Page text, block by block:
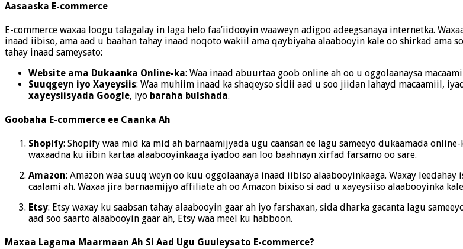
Aasaaska E-commerce
E-commerce waxaa loogu talagalay in laga helo faa’iidooyin waaweyn adigoo adeegsanaya internetka.
inaad iibiso, ama aad u baahan tahay inaad noqoto wakiil ama qaybiyaha alaabooyin kale oo shirkad ama
tahay inaad sameysato:
Website ama Dukaanka Online-ka: Waa inaad abuurtaa goob online ah oo u oggolaanaysa
Suuqgeyn iyo Xayeysiis: Waa muhiim inaad ka shaqeyso sidii aad u soo jiidan lahayd macaamiil,
xayeysiisyada Google, iyo baraha bulshada.
Goobaha E-commerce ee Caanka Ah
Shopify: Shopify waa mid ka mid ah barnaamijyada ugu caansan ee lagu sameeyo dukaamada
waxaadna ku iibin kartaa alaabooyinkaaga iyadoo aan loo baahnayn xirfad farsamo oo sare.
Amazon: Amazon waa suuq weyn oo kuu oggolaanaya inaad iibiso alaabooyinkaaga. Waxay
caalami ah. Waxaa jira barnaamijyo affiliate ah oo Amazon bixiso si aad u xayeysiiso alaabooyinka
Etsy: Etsy waxay ku saabsan tahay alaabooyin gaar ah iyo farshaxan, sida dharka gacanta lagu
aad soo saarto alaabooyin gaar ah, Etsy waa meel ku habboon.
Maxaa Lagama Maarmaan Ah Si Aad Ugu Guuleysato E-commerce?